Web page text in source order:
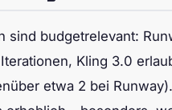
sind budgetrelevant:
Kling 3.0
etwa 2 bei